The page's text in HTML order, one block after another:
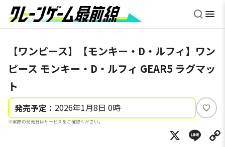
【ワンピース】【モンキー・D・ルフィ】ワン
ピース モンキー・D・ルフィ GEAR5 ラグマッ
ト
発売予定： 2026年1月8日 0時
※実際の発売日はサービスをご確認ください。
い
ね
X